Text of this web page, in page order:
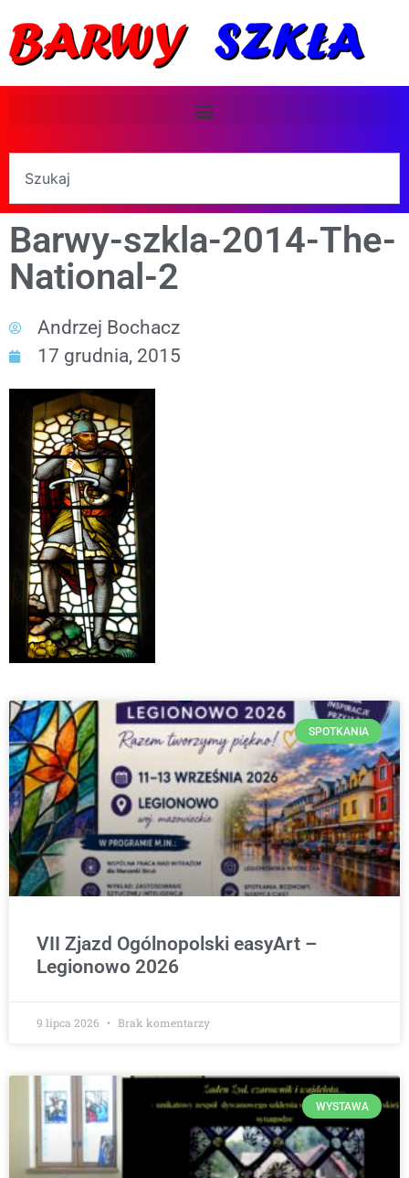
Barwy-szkla-2014-The-
National-2
Andrzej Bochacz
17 grudnia, 2015
SPOTKANIA
VII Zjazd Ogólnopolski easyArt –
Legionowo 2026
9 lipca 2026 Brak komentarzy
WYSTAWA